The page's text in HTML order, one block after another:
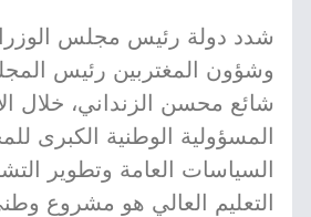
شدد دولة رئيس مجلس
وشؤون المغتربين رئيس
شائع محسن الزنداني، خلال
المسؤولية الوطنية الكبرى
السياسات العامة وتطوير
التعليم العالي هو مشروع